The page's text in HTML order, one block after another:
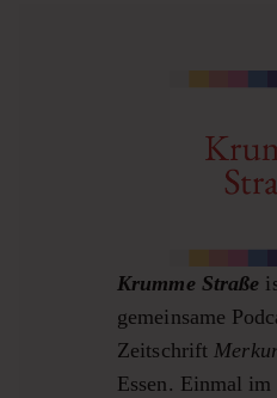
Krumme Straße
gemeinsame
Zeitschrift
Essen. Einmal